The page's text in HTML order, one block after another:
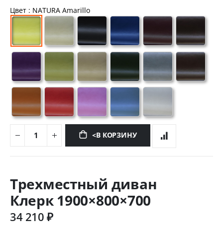
Цвет : NATURA Amarillo
<В КОРЗИНУ
к
началу
галереи
изображений
Трехместный диван
Клерк 1900×800×700
34 210 ₽